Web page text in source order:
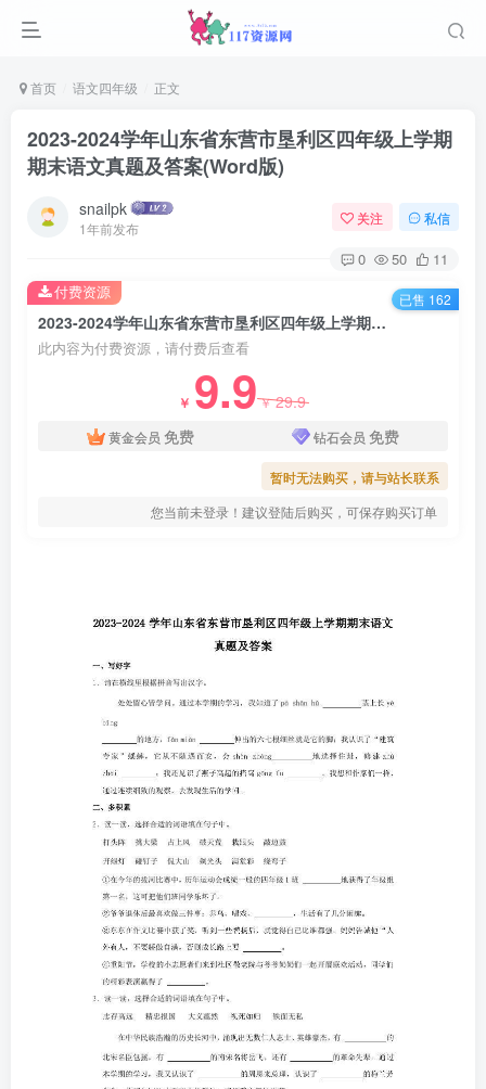
首页 语文四年级 正文
2023-2024学年山东省东营市垦利区四年级上学期
期末语文真题及答案(Word版)
snailpk
1年前发布
关注 私信
0 50 11
2023-2024学年山东省东营市垦利区四年级上学期期末语文真题及答案(Word版)
此内容为付费资源，请付费后查看
￥ 9.9￥29.9
黄金会员 免费 钻石会员 免费
暂时无法购买，请与站长联系
您当前未登录！建议登陆后购买，可保存购买订单
付费资源 已售 162